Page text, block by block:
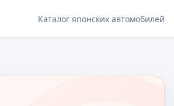
Каталог японских автомобилей